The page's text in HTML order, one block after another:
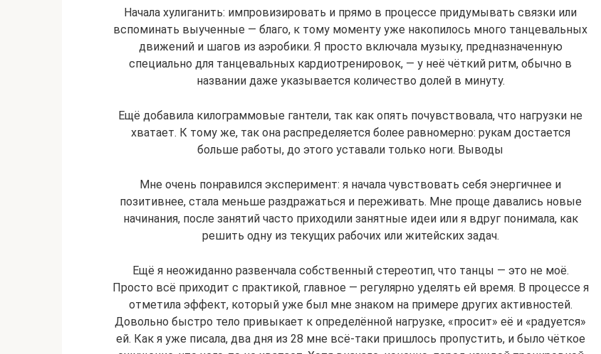
Начала хулиганить: импровизировать и прямо в процессе придумывать связки или
вспоминать выученные — благо, к тому моменту уже накопилось много танцевальных
движений и шагов из аэробики. Я просто включала музыку, предназначенную
специально для танцевальных кардиотренировок, — у неё чёткий ритм, обычно в
названии даже указывается количество долей в минуту.
Ещё добавила килограммовые гантели, так как опять почувствовала, что нагрузки не
хватает. К тому же, так она распределяется более равномерно: рукам достается
больше работы, до этого уставали только ноги. Выводы
Мне очень понравился эксперимент: я начала чувствовать себя энергичнее и
позитивнее, стала меньше раздражаться и переживать. Мне проще давались новые
начинания, после занятий часто приходили занятные идеи или я вдруг понимала, как
решить одну из текущих рабочих или житейских задач.
Ещё я неожиданно развенчала собственный стереотип, что танцы — это не моё.
Просто всё приходит с практикой, главное — регулярно уделять ей время. В процессе я
отметила эффект, который уже был мне знаком на примере других активностей.
Довольно быстро тело привыкает к определённой нагрузке, «просит» её и «радуется»
ей. Как я уже писала, два дня из 28 мне всё-таки пришлось пропустить, и было чёткое